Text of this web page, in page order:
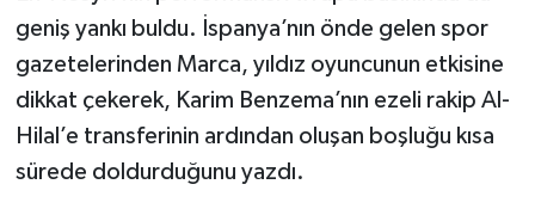
geniş yankı buldu. İspanya’nın önde gelen spor
gazetelerinden Marca, yıldız oyuncunun etkisine
dikkat çekerek, Karim Benzema’nın ezeli rakip Al-
Hilal’e transferinin ardından oluşan boşluğu kısa
sürede doldurduğunu yazdı.